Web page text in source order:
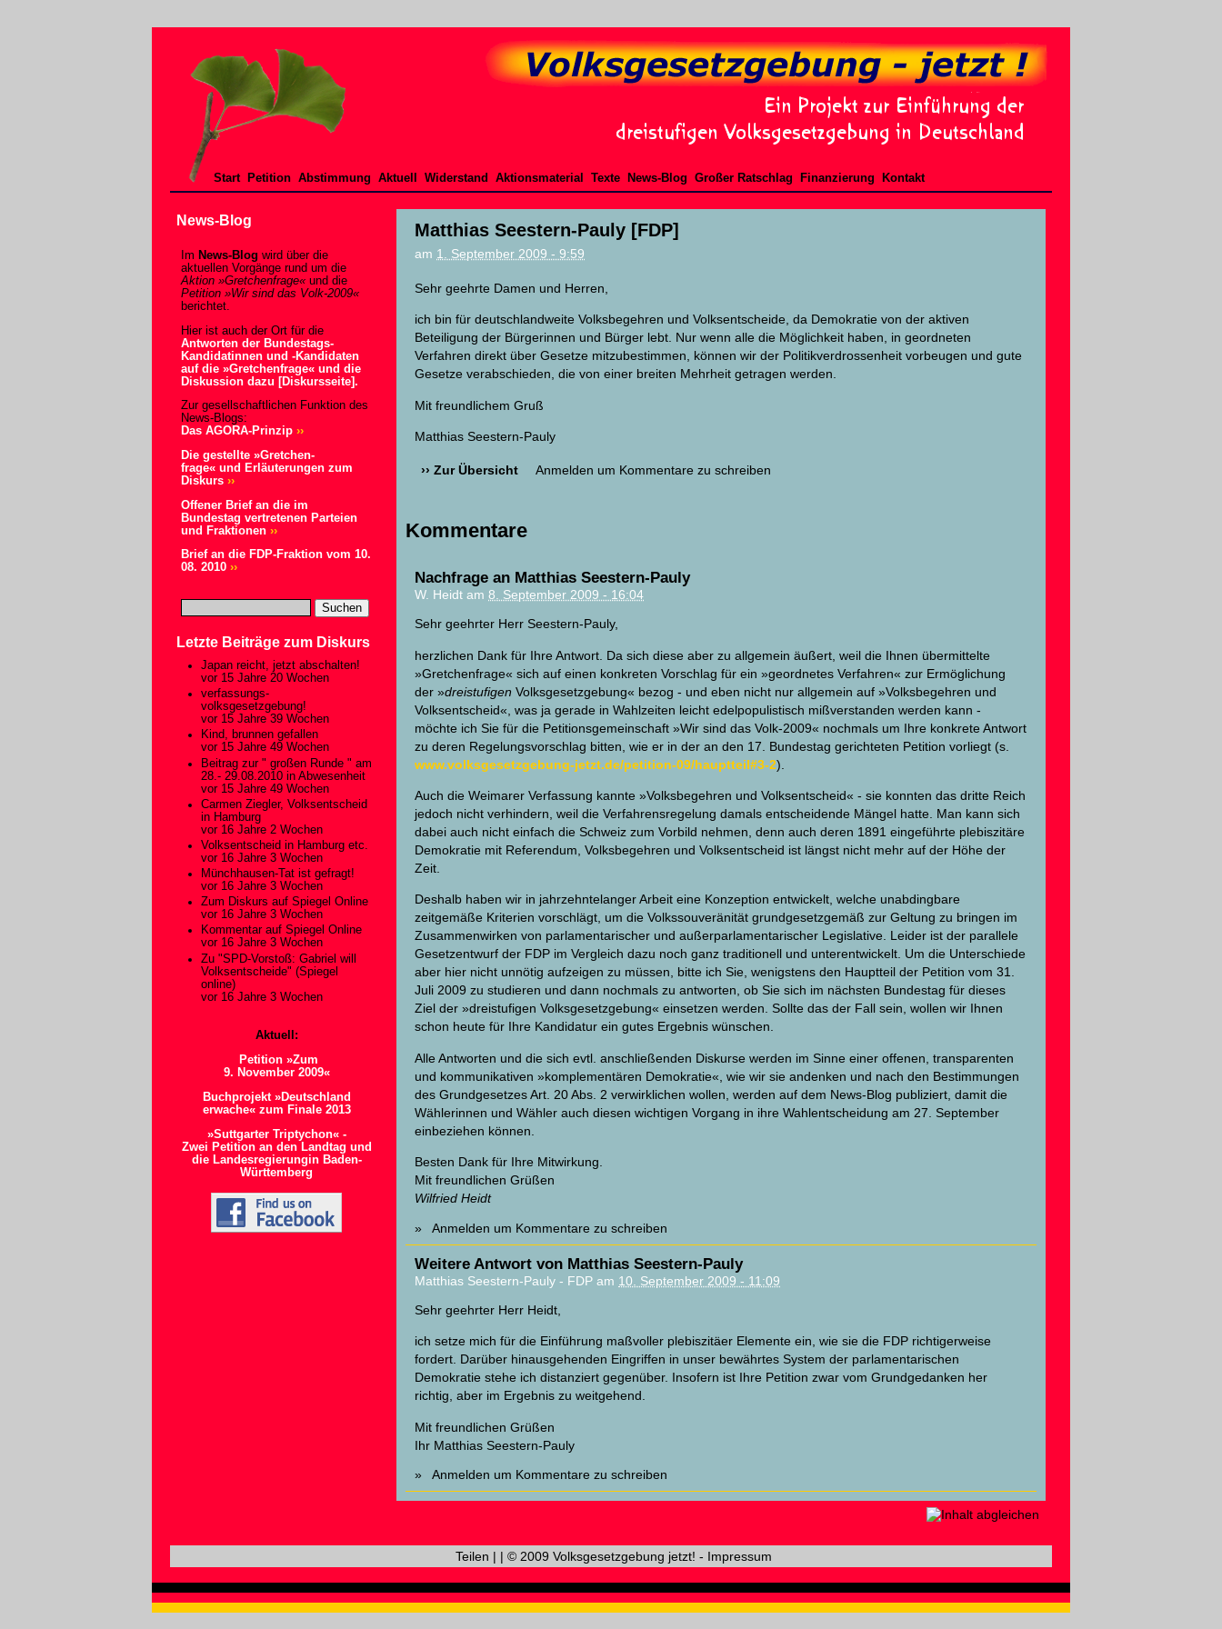
Start Petition Abstimmung Aktuell Widerstand Aktionsmaterial Texte News-Blog Großer Ratschlag Finanzierung Kontakt
News-Blog
Im News-Blog wird über die
aktuellen Vorgänge rund um die
Aktion »Gretchenfrage« und die
Petition »Wir sind das Volk-2009«
berichtet.
Hier ist auch der Ort für die
Antworten der Bundestags-
Kandidatinnen und -Kandidaten
auf die »Gretchenfrage« und die
Diskussion dazu [Diskursseite].
Zur gesellschaftlichen Funktion des
News-Blogs:
Das AGORA-Prinzip ››
Die gestellte »Gretchen-
frage« und Erläuterungen zum
Diskurs ››
Offener Brief an die im
Bundestag vertretenen Parteien
und Fraktionen ››
Brief an die FDP-Fraktion vom 10.
08. 2010 ››
Letzte Beiträge zum Diskurs
Japan reicht, jetzt abschalten!
vor 15 Jahre 20 Wochen
verfassungs-
volksgesetzgebung!
vor 15 Jahre 39 Wochen
Kind, brunnen gefallen
vor 15 Jahre 49 Wochen
Beitrag zur " großen Runde " am
28.- 29.08.2010 in Abwesenheit
vor 15 Jahre 49 Wochen
Carmen Ziegler, Volksentscheid
in Hamburg
vor 16 Jahre 2 Wochen
Volksentscheid in Hamburg etc.
vor 16 Jahre 3 Wochen
Münchhausen-Tat ist gefragt!
vor 16 Jahre 3 Wochen
Zum Diskurs auf Spiegel Online
vor 16 Jahre 3 Wochen
Kommentar auf Spiegel Online
vor 16 Jahre 3 Wochen
Zu "SPD-Vorstoß: Gabriel will
Volksentscheide" (Spiegel
online)
vor 16 Jahre 3 Wochen
Aktuell:
Petition »Zum
9. November 2009«
Buchprojekt »Deutschland
erwache« zum Finale 2013
»Suttgarter Triptychon« -
Zwei Petition an den Landtag und
die Landesregierungin Baden-
Württemberg
Matthias Seestern-Pauly [FDP]
am 1. September 2009 - 9:59
Sehr geehrte Damen und Herren,
ich bin für deutschlandweite Volksbegehren und Volksentscheide, da Demokratie von der aktiven
Beteiligung der Bürgerinnen und Bürger lebt. Nur wenn alle die Möglichkeit haben, in geordneten
Verfahren direkt über Gesetze mitzubestimmen, können wir der Politikverdrossenheit vorbeugen und gute
Gesetze verabschieden, die von einer breiten Mehrheit getragen werden.
Mit freundlichem Gruß
Matthias Seestern-Pauly
›› Zur Übersicht Anmelden um Kommentare zu schreiben
Kommentare
Nachfrage an Matthias Seestern-Pauly
W. Heidt am8. September 2009 - 16:04
Sehr geehrter Herr Seestern-Pauly,
herzlichen Dank für Ihre Antwort. Da sich diese aber zu allgemein äußert, weil die Ihnen übermittelte
»Gretchenfrage« sich auf einen konkreten Vorschlag für ein »geordnetes Verfahren« zur Ermöglichung
der »dreistufigen Volksgesetzgebung« bezog - und eben nicht nur allgemein auf »Volksbegehren und
Volksentscheid«, was ja gerade in Wahlzeiten leicht edelpopulistisch mißverstanden werden kann -
möchte ich Sie für die Petitionsgemeinschaft »Wir sind das Volk-2009« nochmals um Ihre konkrete Antwort
zu deren Regelungsvorschlag bitten, wie er in der an den 17. Bundestag gerichteten Petition vorliegt (s.
www.volksgesetzgebung-jetzt.de/petition-09/hauptteil#3-2).
Auch die Weimarer Verfassung kannte »Volksbegehren und Volksentscheid« - sie konnten das dritte Reich
jedoch nicht verhindern, weil die Verfahrensregelung damals entscheidende Mängel hatte. Man kann sich
dabei auch nicht einfach die Schweiz zum Vorbild nehmen, denn auch deren 1891 eingeführte plebiszitäre
Demokratie mit Referendum, Volksbegehren und Volksentscheid ist längst nicht mehr auf der Höhe der
Zeit.
Deshalb haben wir in jahrzehntelanger Arbeit eine Konzeption entwickelt, welche unabdingbare
zeitgemäße Kriterien vorschlägt, um die Volkssouveränität grundgesetzgemäß zur Geltung zu bringen im
Zusammenwirken von parlamentarischer und außerparlamentarischer Legislative. Leider ist der parallele
Gesetzentwurf der FDP im Vergleich dazu noch ganz traditionell und unterentwickelt. Um die Unterschiede
aber hier nicht unnötig aufzeigen zu müssen, bitte ich Sie, wenigstens den Hauptteil der Petition vom 31.
Juli 2009 zu studieren und dann nochmals zu antworten, ob Sie sich im nächsten Bundestag für dieses
Ziel der »dreistufigen Volksgesetzgebung« einsetzen werden. Sollte das der Fall sein, wollen wir Ihnen
schon heute für Ihre Kandidatur ein gutes Ergebnis wünschen.
Alle Antworten und die sich evtl. anschließenden Diskurse werden im Sinne einer offenen, transparenten
und kommunikativen »komplementären Demokratie«, wie wir sie andenken und nach den Bestimmungen
des Grundgesetzes Art. 20 Abs. 2 verwirklichen wollen, werden auf dem News-Blog publiziert, damit die
Wählerinnen und Wähler auch diesen wichtigen Vorgang in ihre Wahlentscheidung am 27. September
einbeziehen können.
Besten Dank für Ihre Mitwirkung.
Mit freundlichen Grüßen
Wilfried Heidt
» Anmelden um Kommentare zu schreiben
Weitere Antwort von Matthias Seestern-Pauly
Matthias Seestern-Pauly - FDP am 10. September 2009 - 11:09
Sehr geehrter Herr Heidt,
ich setze mich für die Einführung maßvoller plebiszitäer Elemente ein, wie sie die FDP richtigerweise
fordert. Darüber hinausgehenden Eingriffen in unser bewährtes System der parlamentarischen
Demokratie stehe ich distanziert gegenüber. Insofern ist Ihre Petition zwar vom Grundgedanken her
richtig, aber im Ergebnis zu weitgehend.
Mit freundlichen Grüßen
Ihr Matthias Seestern-Pauly
» Anmelden um Kommentare zu schreiben
Teilen | | © 2009 Volksgesetzgebung jetzt! - Impressum